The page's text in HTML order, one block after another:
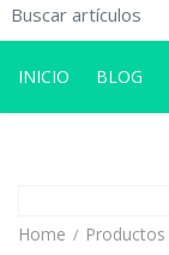
INICIO BLOG
Home Productos